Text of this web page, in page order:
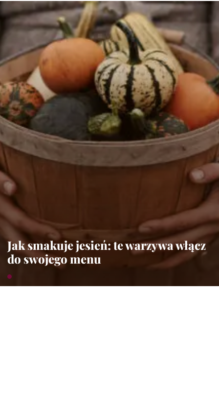
Jak smakuje jesień: te warzywa włącz
do swojego menu